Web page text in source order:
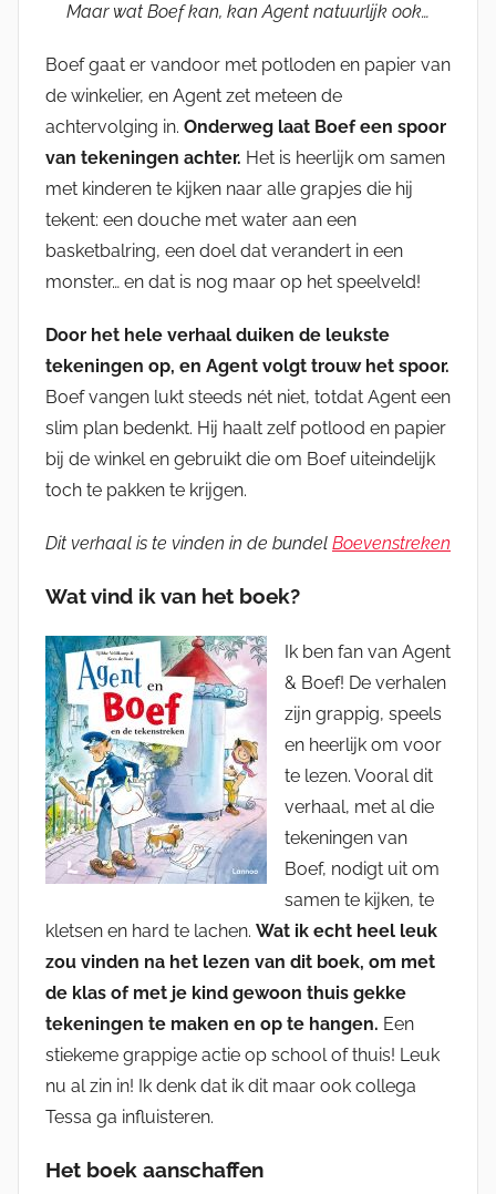
Maar wat Boef kan, kan Agent natuurlijk ook…
Boef gaat er vandoor met potloden en papier van
de winkelier, en Agent zet meteen de
achtervolging in. Onderweg laat Boef een spoor
van tekeningen achter. Het is heerlijk om samen
met kinderen te kijken naar alle grapjes die hij
tekent: een douche met water aan een
basketbalring, een doel dat verandert in een
monster… en dat is nog maar op het speelveld!
Door het hele verhaal duiken de leukste
tekeningen op, en Agent volgt trouw het spoor.
Boef vangen lukt steeds nét niet, totdat Agent een
slim plan bedenkt. Hij haalt zelf potlood en papier
bij de winkel en gebruikt die om Boef uiteindelijk
toch te pakken te krijgen.
Dit verhaal is te vinden in de bundel Boevenstreken
Wat vind ik van het boek?
Ik ben fan van Agent
& Boef! De verhalen
zijn grappig, speels
en heerlijk om voor
te lezen. Vooral dit
verhaal, met al die
tekeningen van
Boef, nodigt uit om
samen te kijken, te
kletsen en hard te lachen. Wat ik echt heel leuk
zou vinden na het lezen van dit boek, om met
de klas of met je kind gewoon thuis gekke
tekeningen te maken en op te hangen. Een
stiekeme grappige actie op school of thuis! Leuk
nu al zin in! Ik denk dat ik dit maar ook collega
Tessa ga influisteren.
Het boek aanschaffen